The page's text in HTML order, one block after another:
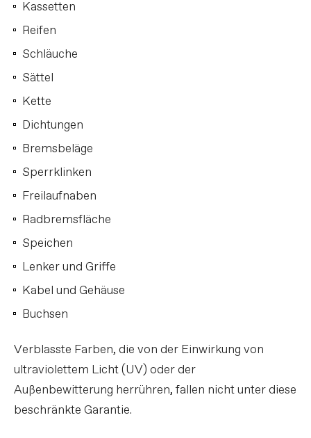
Kassetten
Reifen
Schläuche
Sättel
Kette
Dichtungen
Bremsbeläge
Sperrklinken
Freilaufnaben
Radbremsfläche
Speichen
Lenker und Griffe
Kabel und Gehäuse
Buchsen
Verblasste Farben, die von der Einwirkung von
ultraviolettem Licht (UV) oder der
Außenbewitterung herrühren, fallen nicht unter diese
beschränkte Garantie.